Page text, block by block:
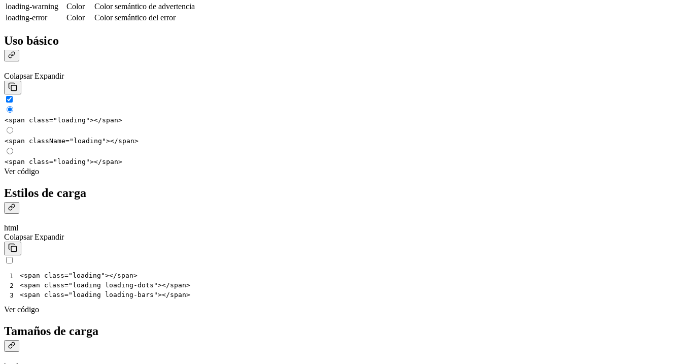
loading-warning
Color
Color semántico de advertencia
loading-error
Color Color semántico del error
Uso básico
Colapsar Expandir
<span class="loading"></span>
<span className="loading"></span>
<span class="loading"></span>
Ver código
Estilos de carga
html
Colapsar Expandir
1
2
3
<span class="loading"></span>
<span class="loading loading-dots"></span>
<span class="loading loading-bars"></span>
Ver código
Tamaños de carga